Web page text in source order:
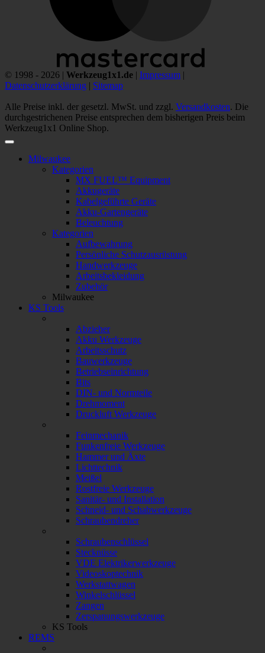
© 1998 - 2026 | Werkzeug1x1.de | Impressum |
Datenschutzerklärung | Sitemap
Alle Preise inkl. der gesetzl. MwSt. und zzgl. Versandkosten. Die
durchgestrichenen Preise entsprechen dem bisherigen Preis beim
Werkzeug1x1 Online Shop.
Milwaukee
Kategorien
MX FUEL™ Equipment
Akkugeräte
Kabelgeführte Geräte
Akku-Gartengeräte
Beleuchtung
Kategorien
Aufbewahrung
Persönliche Schutzausrüstung
Handwerkzeuge
Arbeitsbekleidung
Zubehör
Milwaukee
KS Tools
Abzieher
Akku Werkzeuge
Arbeitsschutz
Bauwerkzeuge
Betriebseinrichtung
Bits
DIN- und Normteile
Drehmoment
Druckluft Werkzeuge
Feinmechanik
Funkenfreie Werkzeuge
Hammer und Äxte
Lichttechnik
Meißel
Rostfreie Werkzeuge
Sanitär- und Installation
Schneid- und Schabwerkzeuge
Schraubendreher
Schraubenschlüssel
Stecknüsse
VDE Elektrikerwerkzeuge
Videoskoptechnik
Werkstattwagen
Winkelschlüssel
Zangen
Zerspanungswerkzeuge
KS Tools
REMS